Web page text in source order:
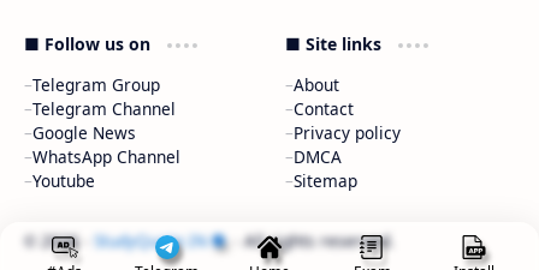
■ Follow us on
Telegram Group
Telegram Channel
Google News
WhatsApp Channel
Youtube
■ Site links
About
Contact
Privacy policy
DMCA
Sitemap
2026‧ StudyQuote.IN ‧ All rights reserved.